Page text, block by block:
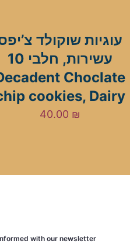
עוגיות שוקולד
עשירות, חלבי 10
Choclate
cookies, Dairy
40.00 ₪
with our newsletter